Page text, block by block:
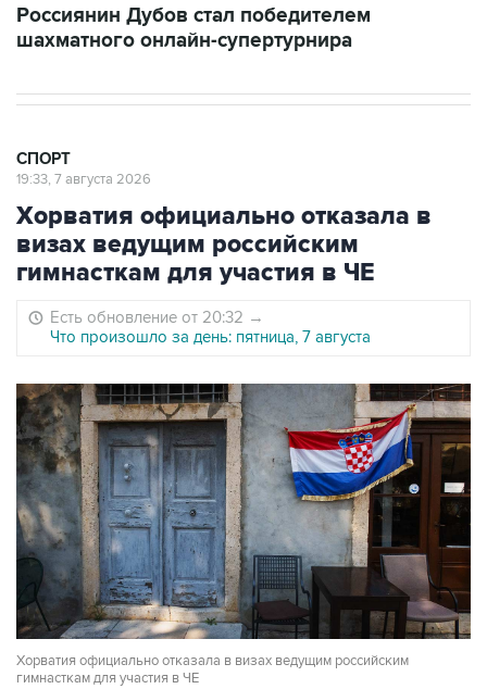
Россиянин Дубов стал победителем
шахматного онлайн-супертурнира
СПОРТ
19:33, 7 августа 2026
Хорватия официально отказала в
визах ведущим российским
гимнасткам для участия в ЧЕ
Есть обновление от 20:32 →
Что произошло за день: пятница, 7 августа
Хорватия официально отказала в визах ведущим российским
гимнасткам для участия в ЧЕ